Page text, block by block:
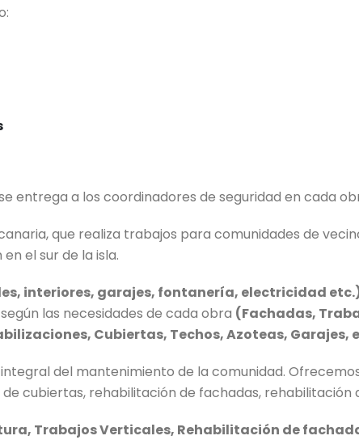
entrega a los coordinadores de seguridad en cada
que realiza trabajos para comunidades de
el sur de la isla.
interiores, garajes, fontanería, electricidad
las necesidades de cada obra (Fachadas,
Cubiertas, Techos, Azoteas, Garajes,
del mantenimiento de la comunidad.
cubiertas, rehabilitación de fachadas, rehabilitación
Trabajos Verticales, Rehabilitación de